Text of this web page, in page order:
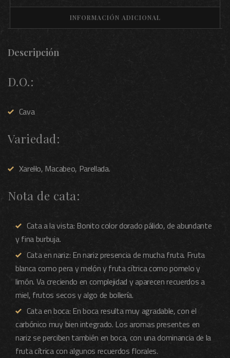
INFORMACIÓN ADICIONAL
Descripción
D.O.:
Cava
Variedad:
Xarel·lo, Macabeo, Parellada.
Nota de cata:
Cata a la vista: Bonito color dorado pálido, de abundante
y fina burbuja.
Cata en nariz: En nariz presencia de mucha fruta. Fruta
blanca como pera y melón y fruta cítrica como pomelo y
limón. Va creciendo en complejidad y aparecen recuerdos a
miel, frutos secos y algo de bollería.
Cata en boca: En boca resulta muy agradable, con el
carbónico muy bien integrado. Los aromas presentes en
nariz se perciben también en boca, con una dominancia de la
fruta cítrica con algunos recuerdos florales.